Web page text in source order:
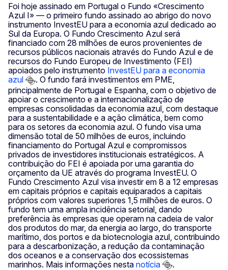
Foi hoje assinado em Portugal o Fundo «Crescimento
Azul I» — o primeiro fundo assinado ao abrigo do novo
instrumento InvestEU para a economia azul dedicado ao
Sul da Europa. O Fundo Crescimento Azul será
financiado com 28 milhões de euros provenientes de
recursos públicos nacionais através do Fundo Azul e de
recursos do Fundo Europeu de Investimento (FEI)
apoiados pelo instrumento InvestEU para a economia
azul
. O fundo fará investimentos em PME,
principalmente de Portugal e Espanha, com o objetivo de
apoiar o crescimento e a internacionalização de
empresas consolidadas da economia azul, com destaque
para a sustentabilidade e a ação climática, bem como
para os setores da economia azul. O fundo visa uma
dimensão total de 50 milhões de euros, incluindo
financiamento do Portugal Azul e compromissos
privados de investidores institucionais estratégicos. A
contribuição do FEI é apoiada por uma garantia do
orçamento da UE através do programa InvestEU. O
Fundo Crescimento Azul visa investir em 8 a 12 empresas
em capitais próprios e capitais equiparados a capitais
próprios com valores superiores 1,5 milhões de euros. O
fundo tem uma ampla incidência setorial, dando
preferência às empresas que operam na cadeia de valor
dos produtos do mar, da energia ao largo, do transporte
marítimo, dos portos e da biotecnologia azul, contribuindo
para a descarbonização, a redução da contaminação
dos oceanos e a conservação dos ecossistemas
marinhos. Mais informações nesta notícia
.